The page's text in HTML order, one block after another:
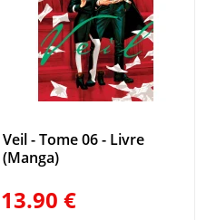
Veil - Tome 06 - Livre
(Manga)
13.90 €